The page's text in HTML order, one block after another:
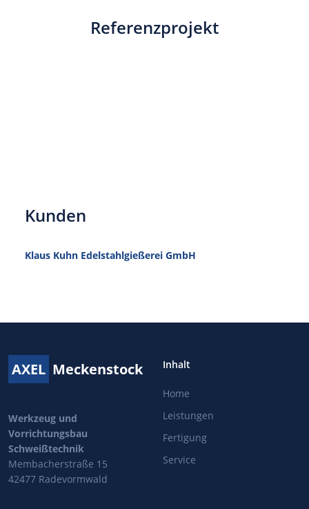
Referenzprojekt
Kunden
Klaus Kuhn Edelstahlgießerei GmbH
AXEL Meckenstock
Werkzeug und
Vorrichtungsbau
Schweißtechnik
Membacherstraße 15
42477 Radevormwald
Inhalt
Home
Leistungen
Fertigung
Service